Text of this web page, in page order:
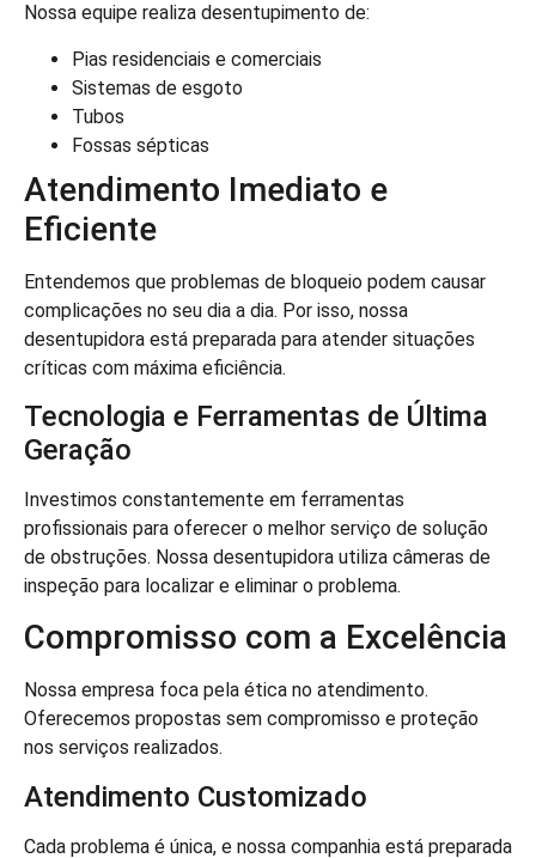
Nossa equipe realiza desentupimento de:
Pias residenciais e comerciais
Sistemas de esgoto
Tubos
Fossas sépticas
Atendimento Imediato e
Eficiente
Entendemos que problemas de bloqueio podem causar
complicações no seu dia a dia. Por isso, nossa
desentupidora está preparada para atender situações
críticas com máxima eficiência.
Tecnologia e Ferramentas de Última
Geração
Investimos constantemente em ferramentas
profissionais para oferecer o melhor serviço de solução
de obstruções. Nossa desentupidora utiliza câmeras de
inspeção para localizar e eliminar o problema.
Compromisso com a Excelência
Nossa empresa foca pela ética no atendimento.
Oferecemos propostas sem compromisso e proteção
nos serviços realizados.
Atendimento Customizado
Cada problema é única, e nossa companhia está preparada